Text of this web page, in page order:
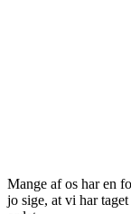
Mange af os har en
jo sige, at vi har